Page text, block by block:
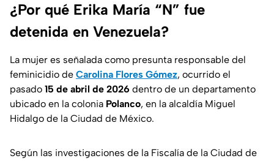
¿Por qué Erika María “N” fue
detenida en Venezuela?
La mujer es señalada como presunta responsable del
feminicidio de Carolina Flores Gómez, ocurrido el
pasado 15 de abril de 2026 dentro de un departamento
ubicado en la colonia Polanco, en la alcaldía Miguel
Hidalgo de la Ciudad de México.
Según las investigaciones de la Fiscalía de la Ciudad de